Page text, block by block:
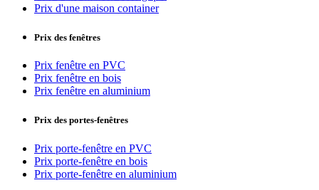
Prix d'une maison container
Prix des fenêtres
Prix fenêtre en PVC
Prix fenêtre en bois
Prix fenêtre en aluminium
Prix des portes-fenêtres
Prix porte-fenêtre en PVC
Prix porte-fenêtre en bois
Prix porte-fenêtre en aluminium